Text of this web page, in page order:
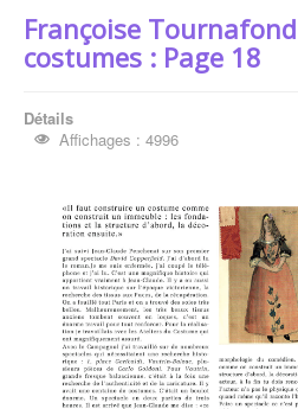
Françoise
costumes : Page 18
Détails
Affichages : 4996